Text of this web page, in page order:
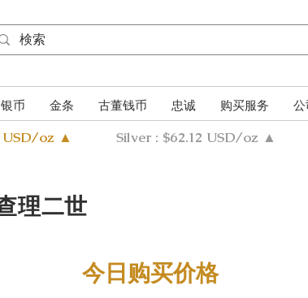
银币 金条 古董钱币 忠诚 购买服务 公
USD/oz ▲ Silver : $62.12 USD/oz ▲
理二世
今日购买价格